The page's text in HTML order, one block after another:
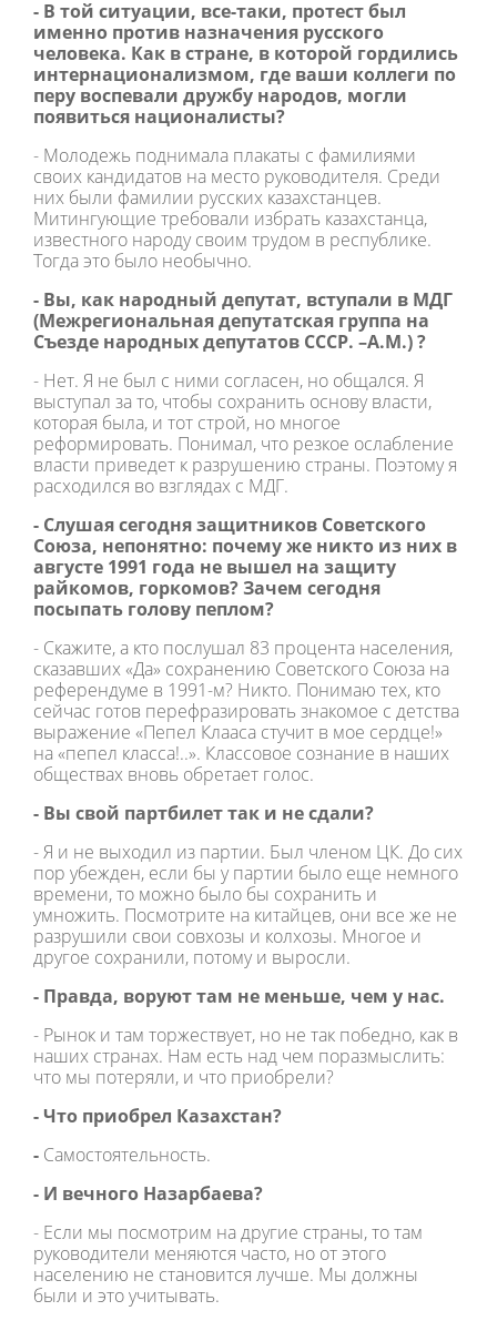
- В той ситуации, все-таки, протест был
именно против назначения русского
человека. Как в стране, в которой гордились
интернационализмом, где ваши коллеги по
перу воспевали дружбу народов, могли
появиться националисты?
- Молодежь поднимала плакаты с фамилиями
своих кандидатов на место руководителя. Среди
них были фамилии русских казахстанцев.
Митингующие требовали избрать казахстанца,
известного народу своим трудом в республике.
Тогда это было необычно.
- Вы, как народный депутат, вступали в МДГ
(Межрегиональная депутатская группа на
Съезде народных депутатов СССР. –А.М.) ?
- Нет. Я не был с ними согласен, но общался. Я
выступал за то, чтобы сохранить основу власти,
которая была, и тот строй, но многое
реформировать. Понимал, что резкое ослабление
власти приведет к разрушению страны. Поэтому я
расходился во взглядах с МДГ.
- Слушая сегодня защитников Советского
Союза, непонятно: почему же никто из них в
августе 1991 года не вышел на защиту
райкомов, горкомов? Зачем сегодня
посыпать голову пеплом?
- Скажите, а кто послушал 83 процента населения,
сказавших «Да» сохранению Советского Союза на
референдуме в 1991-м? Никто. Понимаю тех, кто
сейчас готов перефразировать знакомое с детства
выражение «Пепел Клааса стучит в мое сердце!»
на «пепел класса!..». Классовое сознание в наших
обществах вновь обретает голос.
- Вы свой партбилет так и не сдали?
- Я и не выходил из партии. Был членом ЦК. До сих
пор убежден, если бы у партии было еще немного
времени, то можно было бы сохранить и
умножить. Посмотрите на китайцев, они все же не
разрушили свои совхозы и колхозы. Многое и
другое сохранили, потому и выросли.
- Правда, воруют там не меньше, чем у нас.
- Рынок и там торжествует, но не так победно, как в
наших странах. Нам есть над чем поразмыслить:
что мы потеряли, и что приобрели?
- Что приобрел Казахстан?
- Самостоятельность.
- И вечного Назарбаева?
- Если мы посмотрим на другие страны, то там
руководители меняются часто, но от этого
населению не становится лучше. Мы должны
были и это учитывать.